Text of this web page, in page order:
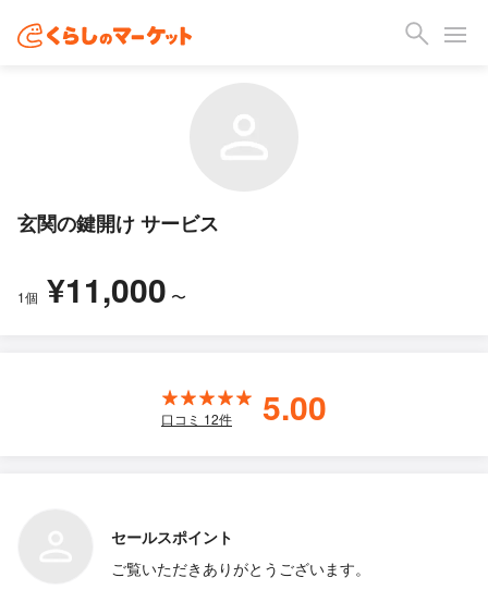
玄関の鍵開け サービス
1個 ¥11,000 〜
口コミ 12件 5.00
セールスポイント
ご覧いただきありがとうございます。